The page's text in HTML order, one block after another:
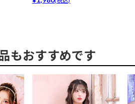
もおすすめです